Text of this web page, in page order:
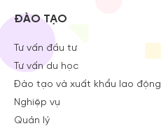
ĐÀO TẠO
Tư vấn đầu tư
Tư vấn du học
Đào tạo và xuất khẩu lao động
Nghiệp vụ
Quản lý